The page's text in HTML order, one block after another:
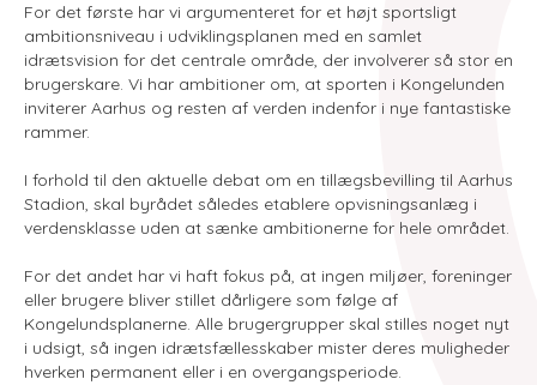
For det første har vi argumenteret for et højt sportsligt
ambitionsniveau i udviklingsplanen med en samlet
idrætsvision for det centrale område, der involverer så stor en
brugerskare. Vi har ambitioner om, at sporten i Kongelunden
inviterer Aarhus og resten af verden indenfor i nye fantastiske
rammer.
I forhold til den aktuelle debat om en tillægsbevilling til Aarhus
Stadion, skal byrådet således etablere opvisningsanlæg i
verdensklasse uden at sænke ambitionerne for hele området.
For det andet har vi haft fokus på, at ingen miljøer, foreninger
eller brugere bliver stillet dårligere som følge af
Kongelundsplanerne. Alle brugergrupper skal stilles noget nyt
i udsigt, så ingen idrætsfællesskaber mister deres muligheder
hverken permanent eller i en overgangsperiode.